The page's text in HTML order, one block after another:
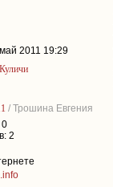
2011 19:29
Куличи
/ Трошина Евгения
0
2